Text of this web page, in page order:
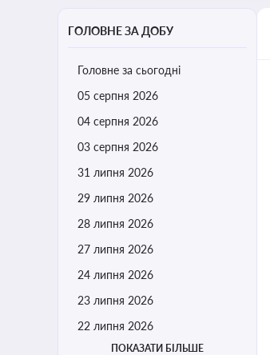
ГОЛОВНЕ ЗА ДОБУ
Головне за сьогодні
05 серпня 2026
04 серпня 2026
03 серпня 2026
31 липня 2026
29 липня 2026
28 липня 2026
27 липня 2026
24 липня 2026
23 липня 2026
22 липня 2026
ПОКАЗАТИ БІЛЬШЕ